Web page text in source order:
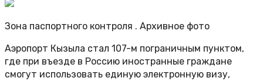
Зона паспортного контроля . Архивное фото
Аэропорт Кызыла стал 107-м пограничным пунктом,
где при въезде в Россию иностранные граждане
смогут использовать единую электронную визу,